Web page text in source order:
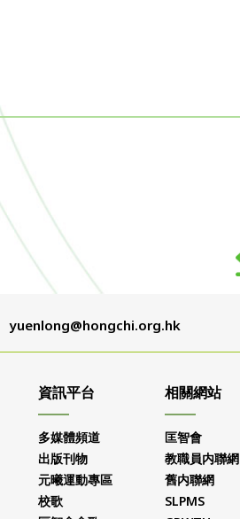
yuenlong@hongchi.org.hk
資訊平台
多媒體頻道
出版刊物
元曦運動專區
校歌
相關網站
匡智會
教職員内聯網
舊内聯網
SLPMS